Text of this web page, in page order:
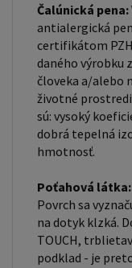
Čalúnická pena:
antialergická
certifikátom
daného výrobku
človeka a/alebo
životné
sú: vysoký
dobrá tepelná
hmotnosť.
Poťahová látka:
Povrch sa
na dotyk klzká.
TOUCH,
podklad - je